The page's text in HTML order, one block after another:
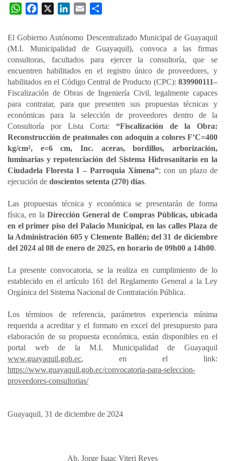
W
s
A
p
p
b
o
o
k
e
d
I
n
a
t
i
r
El Gobierno Autónomo Descentralizado Municipal de Guayaquil
(M.I. Municipalidad de Guayaquil), convoca a las firmas
consultoras, facultados para ejercer la consultoría, que se
encuentren habilitados en el registro único de proveedores, y
habilitados en el Código Central de Producto (CPC): 839900111–
Fiscalización de Obras de Ingeniería Civil, legalmente capaces
para contratar, para que presenten sus propuestas técnicas y
económicas para la selección de proveedores dentro de la
Consultoría por Lista Corta: “Fiscalización de la Obra:
Reconstrucción de peatonales con adoquín a colores F’C=400
kg/cm², e=6 cm, Inc. aceras, bordillos, arborización,
luminarias y repotenciación del Sistema Hidrosanitario en la
Ciudadela Floresta I – Parroquia Ximena”; con un plazo de
ejecución de doscientos setenta (270) días.
Las propuestas técnica y económica se presentarán de forma
física, en la Dirección General de Compras Públicas, ubicada
en el primer piso del Palacio Municipal, en las calles Plaza de
la Administración 605 y Clemente Ballén; del 31 de diciembre
del 2024 al 08 de enero de 2025, en horario de 09h00 a 14h00.
La presente convocatoria, se la realiza en cumplimiento de lo
establecido en el artículo 161 del Reglamento General a la Ley
Orgánica del Sistema Nacional de Contratación Pública.
Los términos de referencia, parámetros experiencia mínima
requerida a acreditar y el formato en excel del presupuesto para
elaboración de su propuesta económica, están disponibles en el
portal web de la M.I. Municipalidad de Guayaquil
www.guayaquil.gob.ec, en el link:
https://www.guayaquil.gob.ec/convocatoria-para-seleccion-
proveedores-consultorias/
Guayaquil, 31 de diciembre de 2024
Ab. Jorge Isaac Viteri Reyes